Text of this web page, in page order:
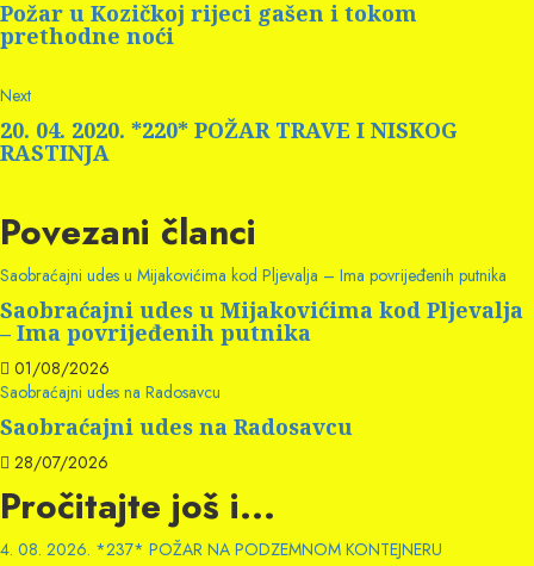
Reading
Požar u Kozičkoj rijeci gašen i tokom
prethodne noći
NextNext
post:
20. 04. 2020. *220* POŽAR TRAVE I NISKOG
RASTINJA
Povezani članci
Saobraćajni udes u Mijakovićima kod Pljevalja – Ima povrijeđenih putnika
Saobraćajni udes u Mijakovićima kod Pljevalja
– Ima povrijeđenih putnika
01/08/2026
Saobraćajni udes na Radosavcu
Saobraćajni udes na Radosavcu
28/07/2026
Pročitajte još i...
4. 08. 2026. *237* POŽAR NA PODZEMNOM KONTEJNERU